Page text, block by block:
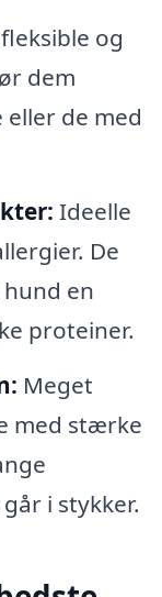
og
dem
de med
Ideelle
De
en
proteiner.
Meget
med stærke
i stykker.